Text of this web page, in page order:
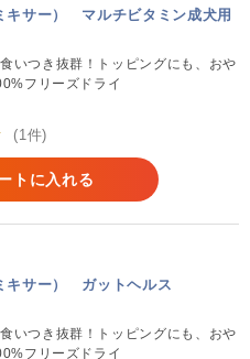
キサー） マルチビタミン成犬用
いつき抜群！トッピングにも、おや
フリーズドライ
(1件)
トに入れる
キサー） ガットヘルス
いつき抜群！トッピングにも、おや
フリーズドライ